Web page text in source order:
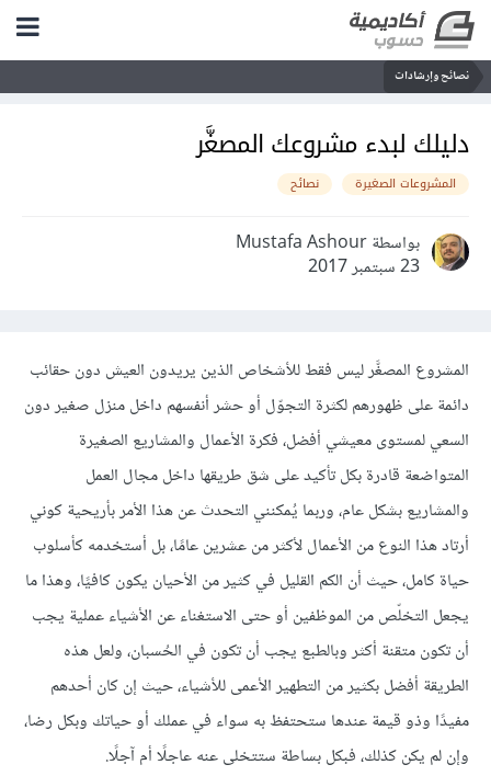
نصائح وإرشادات
دليلك لبدء مشروعك المصغَّر
المشروعات الصغيرة نصائح
بواسطة Mustafa Ashour
23 سبتمبر 2017
المشروع المصغَّر ليس فقط للأشخاص الذين يريدون العيش دون حقائب
دائمة على ظهورهم لكثرة التجوّل أو حشر أنفسهم داخل منزل صغير دون
السعي لمستوى معيشي أفضل، فكرة الأعمال والمشاريع الصغيرة
المتواضعة قادرة بكل تأكيد على شق طريقها داخل مجال العمل
والمشاريع بشكل عام، وربما يُمكنني التحدث عن هذا الأمر بأريحية كوني
أرتاد هذا النوع من الأعمال لأكثر من عشرين عامًا، بل أستخدمه كأسلوب
حياة كامل، حيث أن الكم القليل في كثير من الأحيان يكون كافيًا، وهذا ما
يجعل التخلّص من الموظفين أو حتى الاستغناء عن الأشياء عملية يجب
أن تكون متقنة أكثر وبالطبع يجب أن تكون في الحُسبان، ولعل هذه
الطريقة أفضل بكثير من التطهير الأعمى للأشياء، حيث إن كان أحدهم
مفيدًا وذو قيمة عندها ستحتفظ به سواء في عملك أو حياتك وبكل رضا،
وإن لم يكن كذلك، فبكل بساطة ستتخلى عنه عاجلًا أم آجلًا.